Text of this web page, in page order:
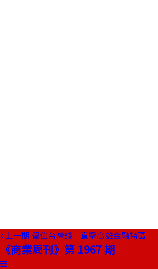
上一期 留住台灣錢 直擊高雄金融特區
《商業周刊》第 1967 期